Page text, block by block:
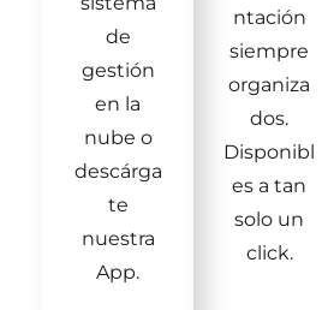
de
gestión
en la
nube o
descárga
te
nuestra
App.
ntación
siempre
organiza
dos.
Disponibl
es a tan
solo un
click.